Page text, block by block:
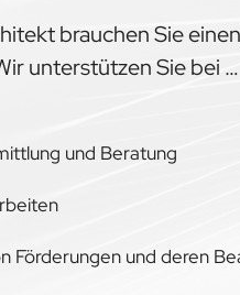
brauchen Sie
unterstützen Sie bei …
und Beratung
Förderungen und deren